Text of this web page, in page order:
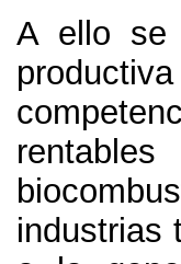
A ello se
industrias